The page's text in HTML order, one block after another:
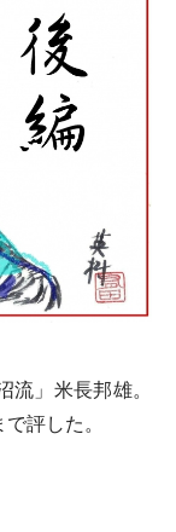
」米長邦雄。
評した。